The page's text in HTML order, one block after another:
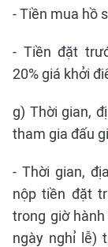
- Tiền mua hồ
- Tiền đặt
20% giá khởi
g) Thời gian,
tham gia đấu
- Thời gian,
nộp tiền đặt
trong giờ
ngày nghỉ lễ)